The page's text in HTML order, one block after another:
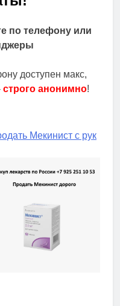
по телефону или
доступен макс,
строго анонимно!
Мекинист с рук